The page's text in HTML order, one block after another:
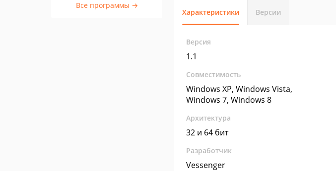
Все программы →
Характеристики Версии
Версия
1.1
Совместимость
Windows XP, Windows Vista,
Windows 7, Windows 8
Архитектура
32 и 64 бит
Разработчик
Vessenger